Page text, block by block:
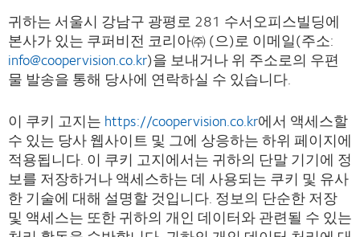
귀하는 서울시 강남구 광평로 281 수서오피스빌딩에
본사가 있는 쿠퍼비전 코리아㈜ (으)로 이메일(주소:
info@coopervision.co.kr)을 보내거나 위 주소로의 우편
물 발송을 통해 당사에 연락하실 수 있습니다.
이 쿠키 고지는 https://coopervision.co.kr에서 액세스할
수 있는 당사 웹사이트 및 그에 상응하는 하위 페이지에
적용됩니다. 이 쿠키 고지에서는 귀하의 단말 기기에 정
보를 저장하거나 액세스하는 데 사용되는 쿠키 및 유사
한 기술에 대해 설명할 것입니다. 정보의 단순한 저장
및 액세스는 또한 귀하의 개인 데이터와 관련될 수 있는